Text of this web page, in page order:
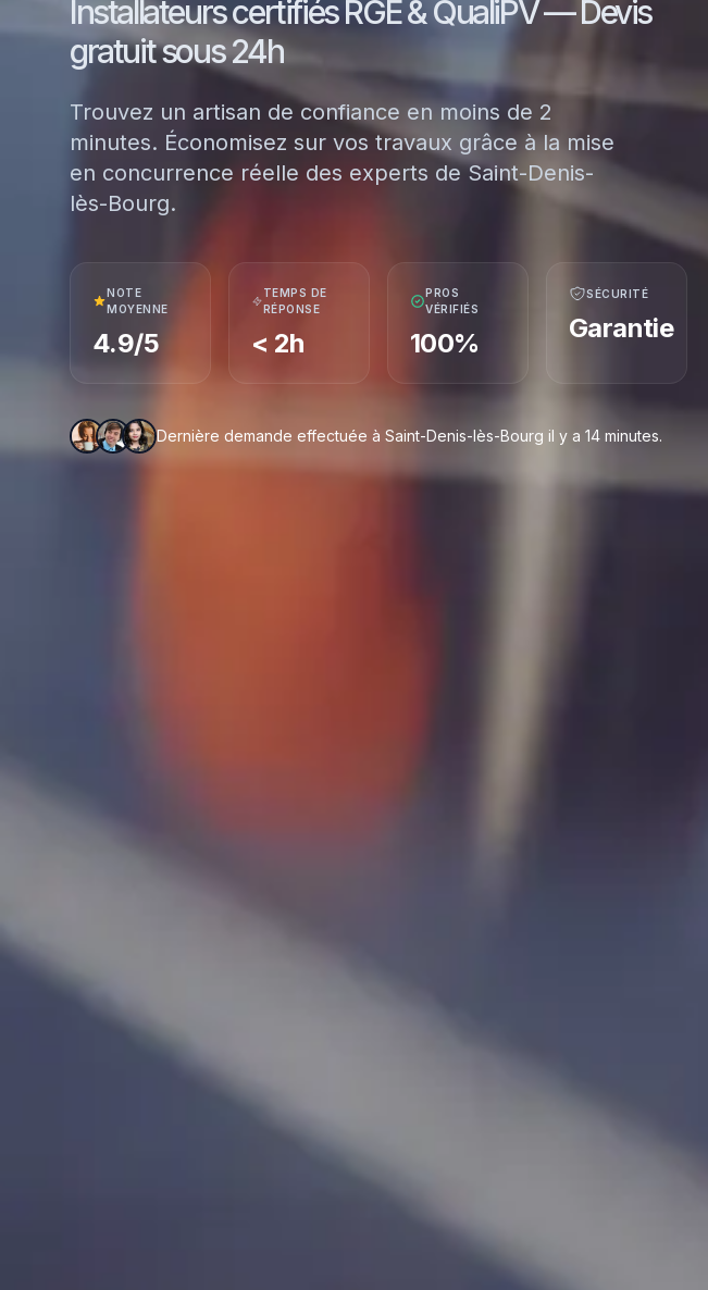
Installateurs certifiés RGE & QualiPV — Devis
gratuit sous 24h
Trouvez un artisan de confiance en moins de 2
minutes. Économisez sur vos travaux grâce à la mise
en concurrence réelle des experts de Saint-Denis-
lès-Bourg.
NOTE
MOYENNE
4.9/5
TEMPS DE
RÉPONSE
< 2h
PROS
VÉRIFIÉS
100%
SÉCURITÉ
Garantie
Dernière demande effectuée à Saint-Denis-lès-Bourg il y a 14 minutes.